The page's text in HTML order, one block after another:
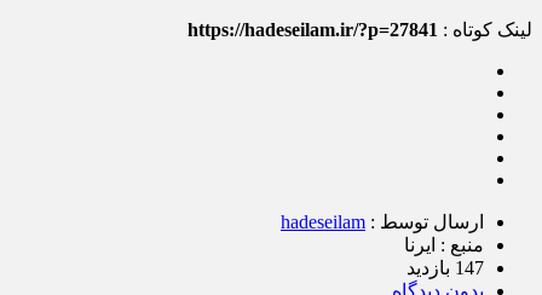
لینک کوتاه : https://hadeseilam.ir/?p=27841
ارسال توسط : hadeseilam
منبع : ایرنا
147 بازدید